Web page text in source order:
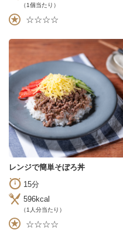
（1個当たり）
☆☆☆☆
レンジで簡単そぼろ丼
15分
596kcal
（1人分当たり）
☆☆☆☆